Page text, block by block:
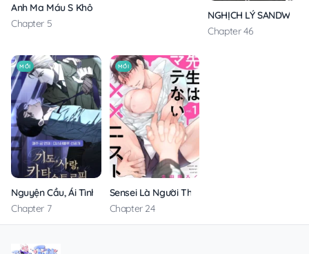
Anh Ma Máu S Không Cho Tôi Ngủ Yên
Chapter 5
NGHỊCH LÝ SANDWICH
Chapter 46
MỚI
Nguyện Cầu, Ái Tình, Tai Ương
Chapter 7
MỚI
Sensei Là Người Thích Chơi Mông
Chapter 24